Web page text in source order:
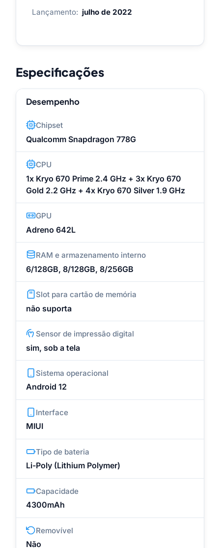
Lançamento: julho de 2022
Especificações
Desempenho
Chipset
Qualcomm Snapdragon 778G
CPU
1x Kryo 670 Prime 2.4 GHz + 3x Kryo 670
Gold 2.2 GHz + 4x Kryo 670 Silver 1.9 GHz
GPU
Adreno 642L
RAM e armazenamento interno
6/128GB, 8/128GB, 8/256GB
Slot para cartão de memória
não suporta
Sensor de impressão digital
sim, sob a tela
Sistema operacional
Android 12
Interface
MIUI
Tipo de bateria
Li-Poly (Lithium Polymer)
Capacidade
4300mAh
Removível
Não